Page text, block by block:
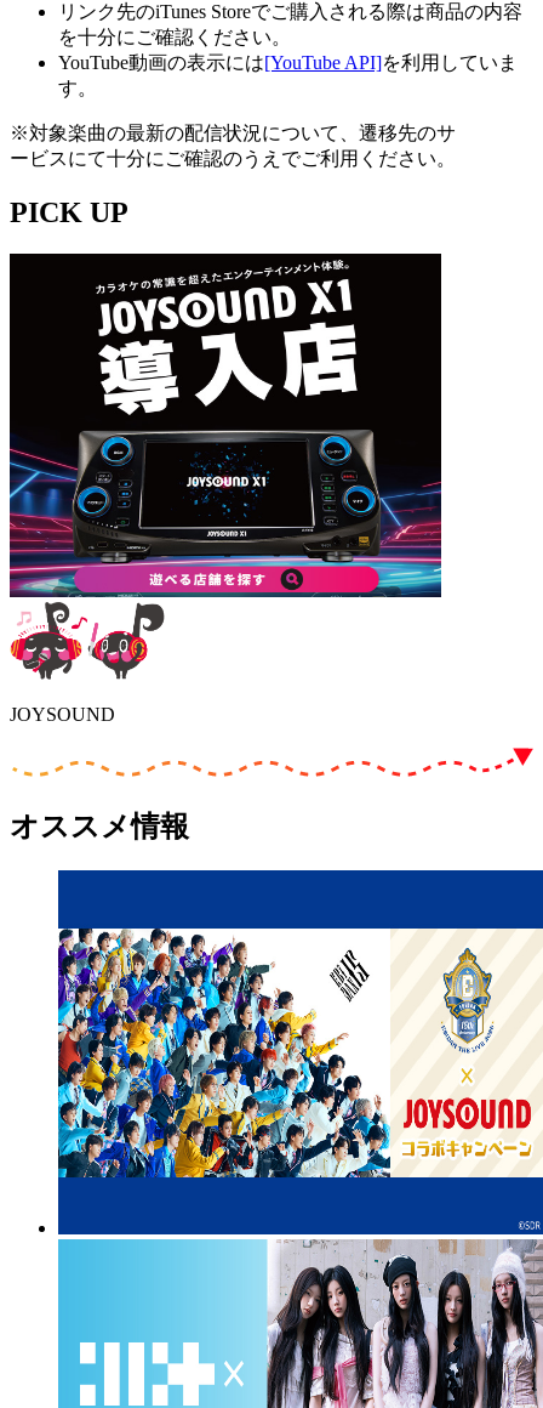
リンク先のiTunes Storeでご購入される際は商品の内容
を十分にご確認ください。
YouTube動画の表示には[YouTube API]を利用していま
す。
※対象楽曲の最新の配信状況について、遷移先のサ
ービスにて十分にご確認のうえでご利用ください。
PICK UP
JOYSOUND
オススメ情報